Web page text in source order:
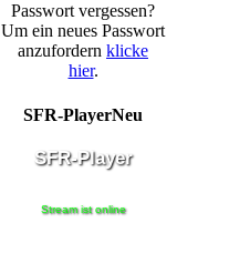
Passwort vergessen?
Um ein neues Passwort
anzufordern klicke
hier.
SFR-PlayerNeu